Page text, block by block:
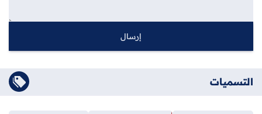
التسميات